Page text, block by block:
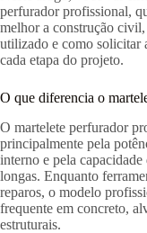
perfurador profissional,
melhor a construção
utilizado e como solicitar
cada etapa do projeto.
O que diferencia o
O martelete perfurador
principalmente pela
interno e pela
longas. Enquanto
reparos, o modelo
frequente em concreto,
estruturais.